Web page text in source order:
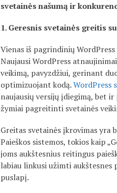
svetainės našumą ir
1. Geresnis svetainės greitis
Vienas iš pagrindinių
Naujausi WordPress
veikimą, pavyzdžiui, gerinant
optimizuojant kodą.WordPress
naujausių versijų įdiegimą, bet
žymiai pagreitinti svetainės
Greitas svetainės įkrovimas
Paieškos sistemos, tokios kaip
joms aukštesnius reitingus
labiau linkusi užimti
puslapį.